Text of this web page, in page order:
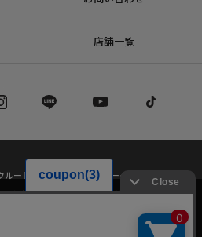
店舗一覧
ルート
サステナブルマークについて
特定商取引法・古物営業法に基づく表記
コンテンツの最適な提供、トラフィック
ています。